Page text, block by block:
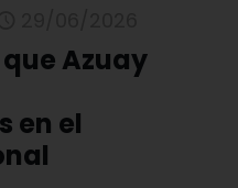
Azuay
en el